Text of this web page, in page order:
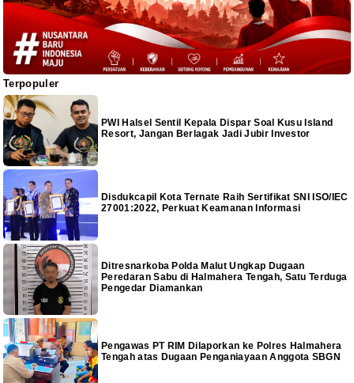
Terpopuler
PWI Halsel Sentil Kepala Dispar Soal Kusu Island
Resort, Jangan Berlagak Jadi Jubir Investor
Disdukcapil Kota Ternate Raih Sertifikat SNI ISO/IEC
27001:2022, Perkuat Keamanan Informasi
Ditresnarkoba Polda Malut Ungkap Dugaan
Peredaran Sabu di Halmahera Tengah, Satu Terduga
Pengedar Diamankan
Pengawas PT RIM Dilaporkan ke Polres Halmahera
Tengah atas Dugaan Penganiayaan Anggota SBGN